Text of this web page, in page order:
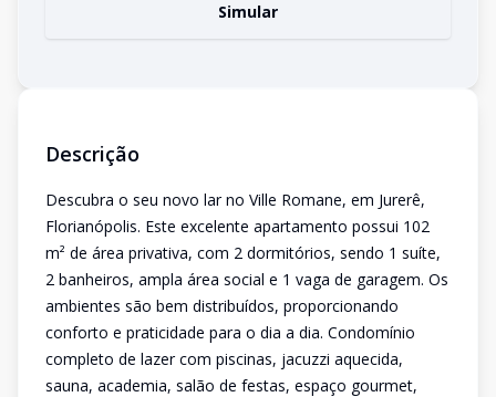
Simular
Descrição
Descubra o seu novo lar no Ville Romane, em Jurerê,
Florianópolis. Este excelente apartamento possui 102
m² de área privativa, com 2 dormitórios, sendo 1 suíte,
2 banheiros, ampla área social e 1 vaga de garagem. Os
ambientes são bem distribuídos, proporcionando
conforto e praticidade para o dia a dia. Condomínio
completo de lazer com piscinas, jacuzzi aquecida,
sauna, academia, salão de festas, espaço gourmet,